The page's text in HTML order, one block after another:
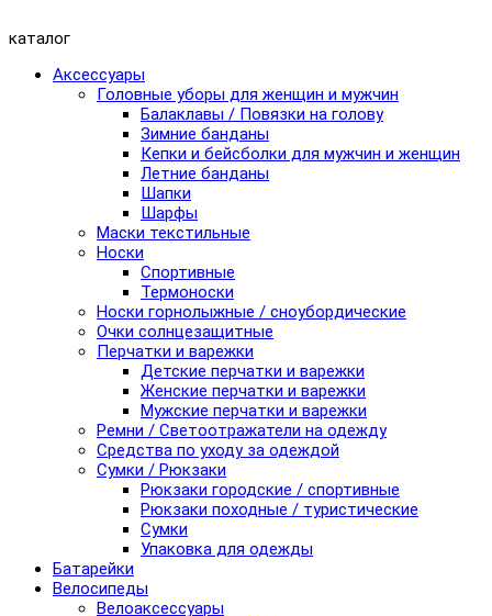
каталог
Аксессуары
Головные уборы для женщин и мужчин
Балаклавы / Повязки на голову
Зимние банданы
Кепки и бейсболки для мужчин и женщин
Летние банданы
Шапки
Шарфы
Маски текстильные
Носки
Спортивные
Термоноски
Носки горнолыжные / сноубордические
Очки солнцезащитные
Перчатки и варежки
Детские перчатки и варежки
Женские перчатки и варежки
Мужские перчатки и варежки
Ремни / Светоотражатели на одежду
Средства по уходу за одеждой
Сумки / Рюкзаки
Рюкзаки городские / спортивные
Рюкзаки походные / туристические
Сумки
Упаковка для одежды
Батарейки
Велосипеды
Велоаксессуары